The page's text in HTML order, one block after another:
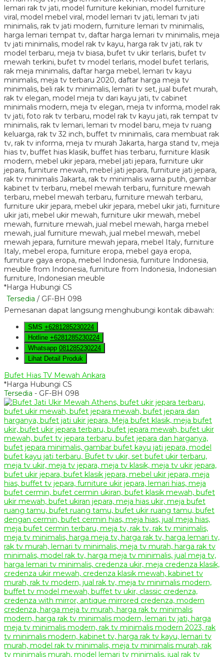
*Harga Hubungi CS
Tersedia / GF-BH 098
Pemesanan dapat langsung menghubungi kontak dibawah:
SMS +6281285230224
Hotline +6281285230224
Whatsapp 081285230224
Lihat Detail Produk
Bufet Hias TV Mewah Ankara
*Harga Hubungi CS
Tersedia - GF-BH 098